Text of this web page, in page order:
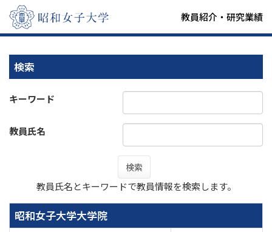
教員紹介・研究業績
検索
キーワード
教員氏名
検索
教員氏名とキーワードで教員情報を検索します。
昭和女子大学大学院